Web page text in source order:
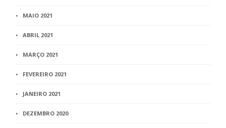
MAIO 2021
ABRIL 2021
MARÇO 2021
FEVEREIRO 2021
JANEIRO 2021
DEZEMBRO 2020